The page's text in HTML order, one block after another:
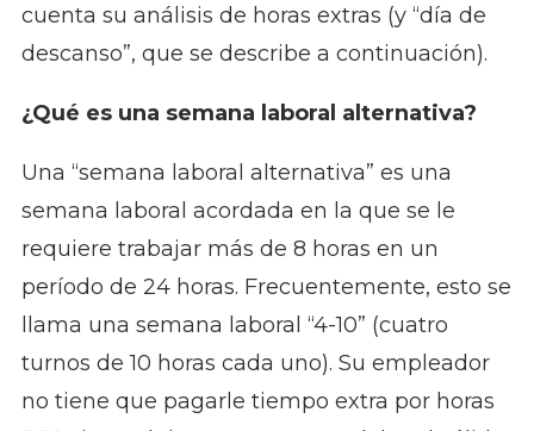
cuenta su análisis de horas extras (y “día de
descanso”, que se describe a continuación).
¿Qué es una semana laboral alternativa?
Una “semana laboral alternativa” es una
semana laboral acordada en la que se le
requiere trabajar más de 8 horas en un
período de 24 horas. Frecuentemente, esto se
llama una semana laboral “4-10” (cuatro
turnos de 10 horas cada uno). Su empleador
no tiene que pagarle tiempo extra por horas